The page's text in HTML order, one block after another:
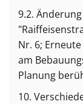
9.2.
Nr. 6;
am
Planung
10.